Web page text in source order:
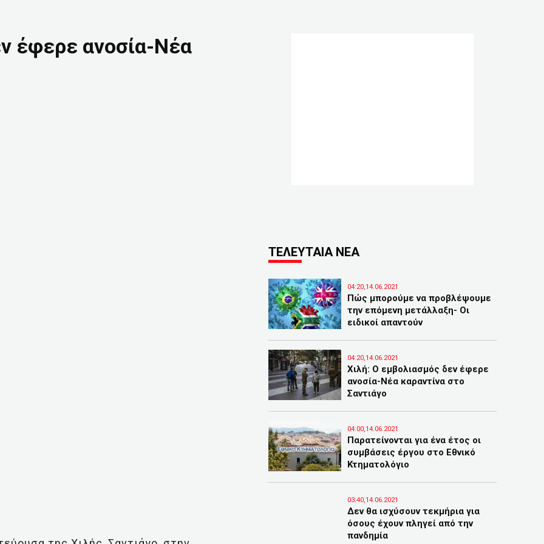
έφερε ανοσία-Νέα
ΤΕΛΕΥΤΑΙΑ ΝΕΑ
04:20,14.06.2021
Πώς μπορούμε να προβλέψουμε
την επόμενη μετάλλαξη- Οι
ειδικοί απαντούν
04:20,14.06.2021
Χιλή: Ο εμβολιασμός δεν έφερε
ανοσία-Νέα καραντίνα στο
Σαντιάγο
04:00,14.06.2021
Παρατείνονται για ένα έτος οι
συμβάσεις έργου στο Εθνικό
Κτηματολόγιο
03:40,14.06.2021
Δεν θα ισχύσουν τεκμήρια για
όσους έχουν πληγεί από την
πανδημία